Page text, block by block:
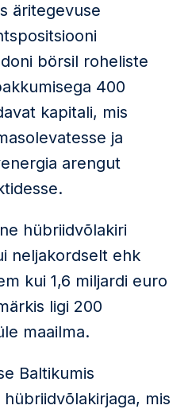
äritegevuse
börsil roheliste
400
kapitali, mis
ja
arengut
hübriidvõlakiri
neljakordselt ehk
kui 1,6 miljardi euro
ligi 200
maailma.
Baltikumis
mis